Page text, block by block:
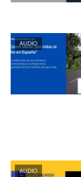
AUDIO
AUDIO